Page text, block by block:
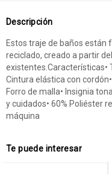
Descripción
Estos traje de baños están
reciclado, creado a partir
existentes.Características•
Cintura elástica con
Forro de malla• Insignia
y cuidados• 60% Poliéster
máquina
Te puede interesar